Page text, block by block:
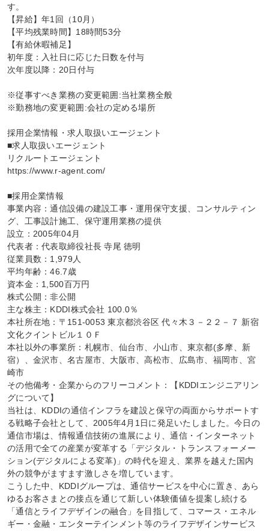
す。
【昇給】年1回（10月）
【平均残業時間】18時間53分
【有給休暇補足】
初年度：入社日に応じた日数を付与
次年度以降：20日付与
※従事すべき業務の変更範囲:当社業務全般
※勤務地の変更範囲:会社の定める場所
採用企業情報・求人取扱いエージェント
■求人取扱いエージェント
リクルートエージェント
https://www.r-agent.com/
■採用企業情報
事業内容：通信設備の建設工事・運用保守支援、コンサルティン
グ、工事設計施工、保守運用業務の提供
設立：2005年04月
代表者：代表取締役社長 寺尾 徳明
従業員数：1,979人
平均年齢：46.7歳
資本金：1,500百万円
株式公開：非公開
主な株主：KDDI株式会社 100.0％
本社所在地：〒151-0053 東京都渋谷区 代々木３－２２－７ 新宿
文化クイントビル１０Ｆ
本社以外の事業所：札幌市、仙台市、小山市、東京都(多摩、新
宿）、金沢市、名古屋市、大阪市、高松市、広島市、福岡市、宮
崎市
その他備考・企業からのフリーコメント：【KDDIエンジニアリン
グについて】
当社は、KDDIの通信インフラを建設と保守の両面からサポートす
る戦略子会社として、2005年4月1日に発足いたしました。今日の
通信市場は、情報通信技術の進展により、通信・インターネット
の活用で全ての産業が変革する「デジタル・トランスフォーメー
ション(デジタルによる変革)」の時代を迎え、業界を越えた国内
外の競争がますます激しさを増しています。
こうした中、KDDIグループは、通信サービスを中心に置き、あら
ゆるお客さまとの接点を通じて新しい体験価値を提案し続ける
「通信とライフデザインの融合」を目指して、コマース・エネル
ギー・金融・エンターテインメント等のライフデザインサービス